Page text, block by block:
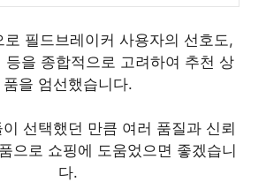
필드브레이커 사용자의 선호도,
등을 종합적으로 고려하여 추천 상
품을 엄선했습니다.
선택했던 만큼 여러 품질과 신뢰
으로 쇼핑에 도움었으면 좋겠습니
다.